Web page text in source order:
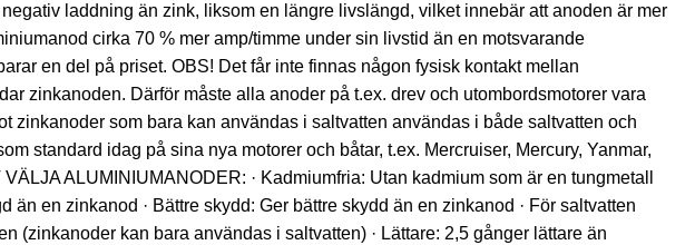
laddning än zink, liksom en längre livslängd, vilket innebär att anoden är mer
cirka 70 % mer amp/timme under sin livstid än en motsvarande
en del på priset. OBS! Det får inte finnas någon fysisk kontakt mellan
zinkanoden. Därför måste alla anoder på t.ex. drev och utombordsmotorer vara
som bara kan användas i saltvatten användas i både saltvatten och
standard idag på sina nya motorer och båtar, t.ex. Mercruiser, Mercury, Yanmar,
ALUMINIUMANODER: · Kadmiumfria: Utan kadmium som är en tungmetall
en zinkanod · Bättre skydd: Ger bättre skydd än en zinkanod · För saltvatten
(zinkanoder kan bara användas i saltvatten) · Lättare: 2,5 gånger lättare än